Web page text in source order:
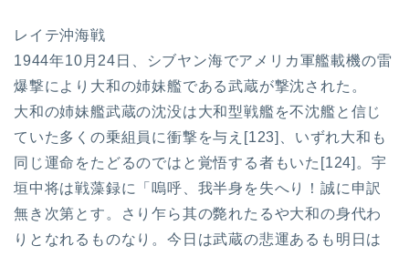
レイテ沖海戦
1944年10月24日、シブヤン海でアメリカ軍艦載機の雷
爆撃により大和の姉妹艦である武蔵が撃沈された。
大和の姉妹艦武蔵の沈没は大和型戦艦を不沈艦と信じ
ていた多くの乗組員に衝撃を与え[123]、いずれ大和も
同じ運命をたどるのではと覚悟する者もいた[124]。宇
垣中将は戦藻録に「嗚呼、我半身を失へり！誠に申訳
無き次第とす。さり乍ら其の斃れたるや大和の身代わ
りとなれるものなり。今日は武蔵の悲運あるも明日は